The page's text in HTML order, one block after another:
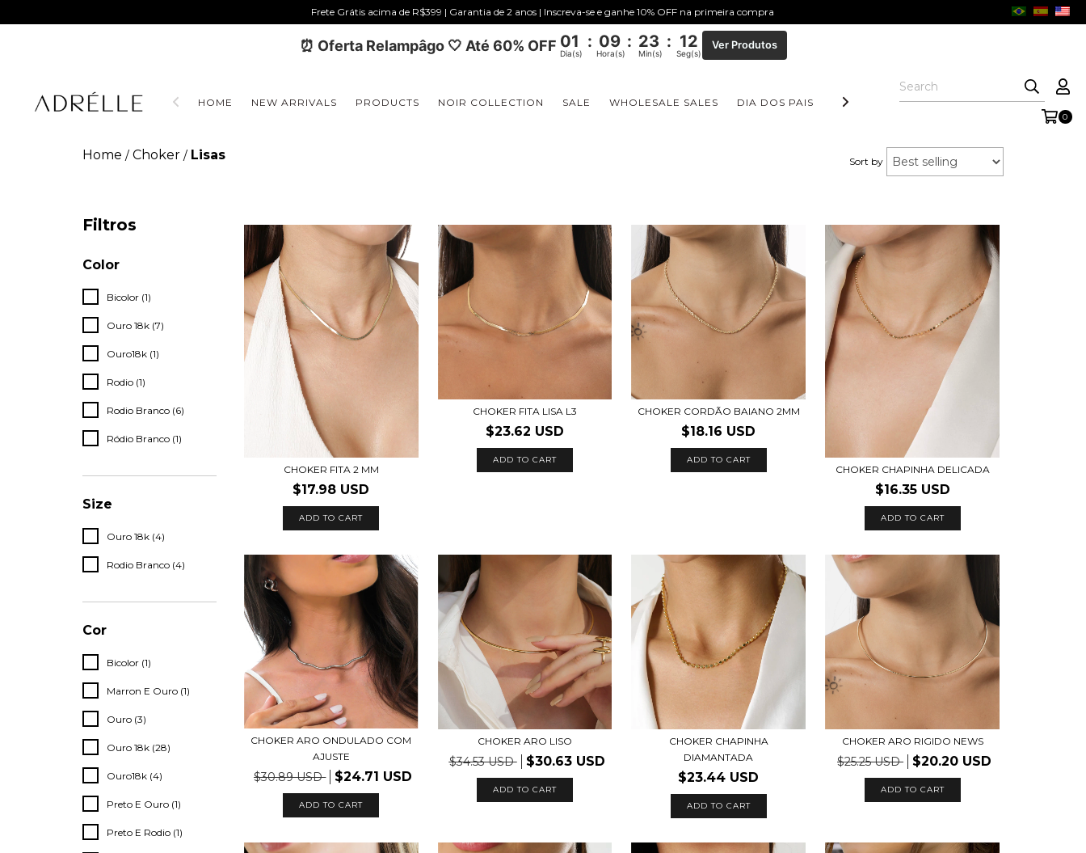
Frete Grátis acima de R$399 | Garantia de 2 anos | Inscreva-se e ganhe 10% OFF na primeira compra
⏰ Oferta Relampâgo 🤍 Até 60% OFF 01 : 09 : 23 : 11
Dia(s) Hora(s) Min(s) Seg(s)
Ver Produtos
HOME NEW ARRIVALS PRODUCTS NOIR COLLECTION SALE WHOLESALE SALES DIA DOS PAIS COLEÇÃO AURORA FORM COLLECTION
0
Home / Choker / Lisas Sort by
Filtros
Color
Bicolor (1)
Ouro 18k (7)
Ouro18k (1)
Rodio (1)
Rodio Branco (6)
Ródio Branco (1)
Size
Ouro 18k (4)
Rodio Branco (4)
Cor
Bicolor (1)
Marron E Ouro (1)
Ouro (3)
Ouro 18k (28)
Ouro18k (4)
Preto E Ouro (1)
Preto E Rodio (1)
CHOKER FITA 2 MM
$17.98 USD
ADD TO CART
CHOKER FITA LISA L3
$23.62 USD
ADD TO CART
CHOKER CORDÃO BAIANO 2MM
$18.16 USD
ADD TO CART
CHOKER CHAPINHA DELICADA
$16.35 USD
ADD TO CART
CHOKER ARO ONDULADO COM
AJUSTE
$30.89 USD $24.71 USD
ADD TO CART
CHOKER ARO LISO
$34.53 USD $30.63 USD
ADD TO CART
CHOKER CHAPINHA
DIAMANTADA
$23.44 USD
ADD TO CART
CHOKER ARO RIGIDO NEWS
$25.25 USD $20.20 USD
ADD TO CART